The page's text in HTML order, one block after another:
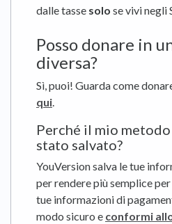
dalle tasse solo se vivi negli
Posso donare in
diversa?
Sì, puoi! Guarda come
qui.
Perché il mio
stato salvato?
YouVersion salva le tue
per rendere più semplice
tue informazioni di
modo sicuro e conformi